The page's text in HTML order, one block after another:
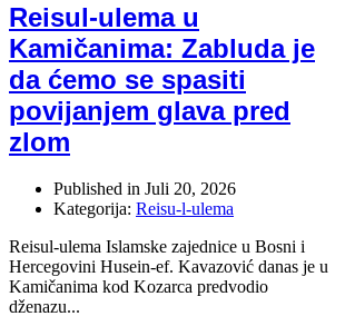
Reisul-ulema u
Kamičanima: Zabluda je
da ćemo se spasiti
povijanjem glava pred
zlom
Published in Juli 20, 2026
Kategorija: Reisu-l-ulema
Reisul-ulema Islamske zajednice u Bosni i
Hercegovini Husein-ef. Kavazović danas je u
Kamičanima kod Kozarca predvodio
dženazu...